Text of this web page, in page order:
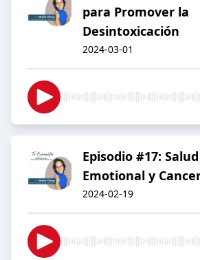
para Promover la
Desintoxicación
2024-03-01
Episodio #17: Salud
Emotional y
2024-02-19